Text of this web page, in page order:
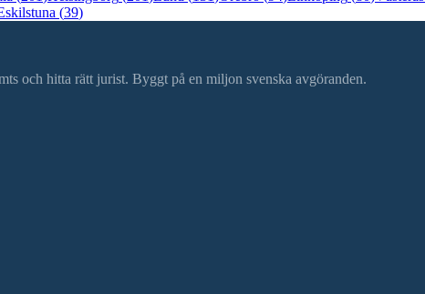
(39)
och hitta rätt jurist. Byggt på en miljon svenska avgöranden.